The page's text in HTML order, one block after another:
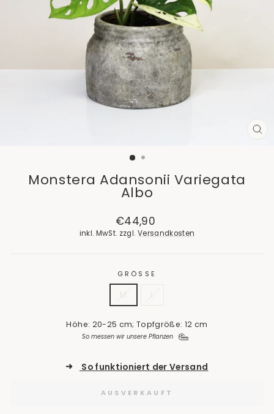
Monstera Adansonii Variegata
Albo
Normaler
Preis
Sonderpreis
€44,90
inkl. MwSt. zzgl. Versandkosten
GRÖSSE
Höhe: 20-25 cm; Topfgröße: 12 cm
So messen wir unsere Pflanzen
➜ So funktioniert der Versand
AUSVERKAUFT